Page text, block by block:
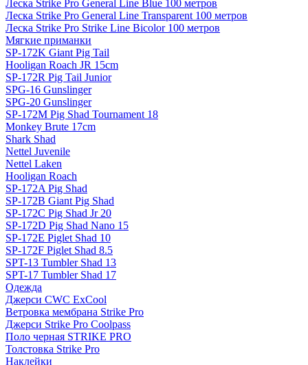
Леска Strike Pro General Line Blue 100 метров
Леска Strike Pro General Line Transparent 100 метров
Леска Strike Pro Strike Line Bicolor 100 метров
Мягкие приманки
SP-172K Giant Pig Tail
Hooligan Roach JR 15cm
SP-172R Pig Tail Junior
SPG-16 Gunslinger
SPG-20 Gunslinger
SP-172M Pig Shad Tournament 18
Monkey Brute 17cm
Shark Shad
Nettel Juvenile
Nettel Laken
Hooligan Roach
SP-172A Pig Shad
SP-172B Giant Pig Shad
SP-172C Pig Shad Jr 20
SP-172D Pig Shad Nano 15
SP-172E Piglet Shad 10
SP-172F Piglet Shad 8.5
SPT-13 Tumbler Shad 13
SPT-17 Tumbler Shad 17
Одежда
Джерси CWC ExCool
Ветровка мембрана Strike Pro
Джерси Strike Pro Coolpass
Поло черная STRIKE PRO
Толстовка Strike Pro
Наклейки